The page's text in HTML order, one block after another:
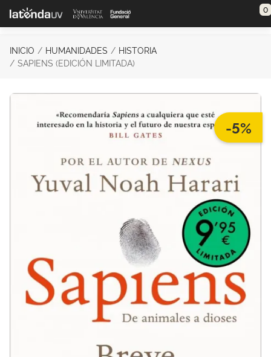
Saltar al contenido principal 0
INICIO HUMANIDADES
HISTORIA
SAPIENS (EDICIÓN LIMITADA)
-5%